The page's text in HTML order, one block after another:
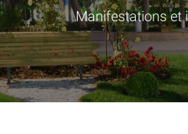
Manifestations et